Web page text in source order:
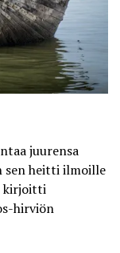
juurensa
sen heitti ilmoille
kirjoitti
hirviön